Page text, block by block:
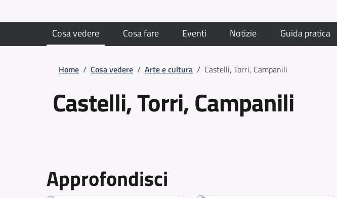
Cosa vedere Cosa fare Eventi Notizie Guida pratica
Briciole di pane
Home / Cosa vedere / Arte e cultura / Castelli, Torri, Campanili
Castelli, Torri, Campanili
Approfondisci